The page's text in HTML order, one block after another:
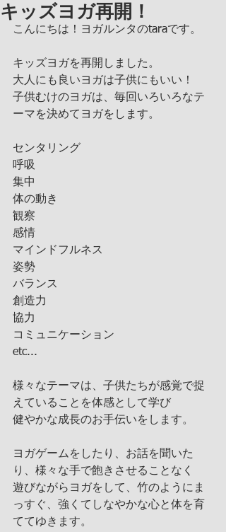
キッズヨガ再開！
こんにちは！ヨガルンタのtaraです。
キッズヨガを再開しました。
大人にも良いヨガは子供にもいい！
子供むけのヨガは、毎回いろいろなテ
ーマを決めてヨガをします。
センタリング
呼吸
集中
体の動き
観察
感情
マインドフルネス
姿勢
バランス
創造力
協力
コミュニケーション
etc...
様々なテーマは、子供たちが感覚で捉
えていることを体感として学び
健やかな成長のお手伝いをします。
ヨガゲームをしたり、お話を聞いた
り、様々な手で飽きさせることなく
遊びながらヨガをして、竹のようにま
っすぐ、強くてしなやかな心と体を育
ててゆきます。